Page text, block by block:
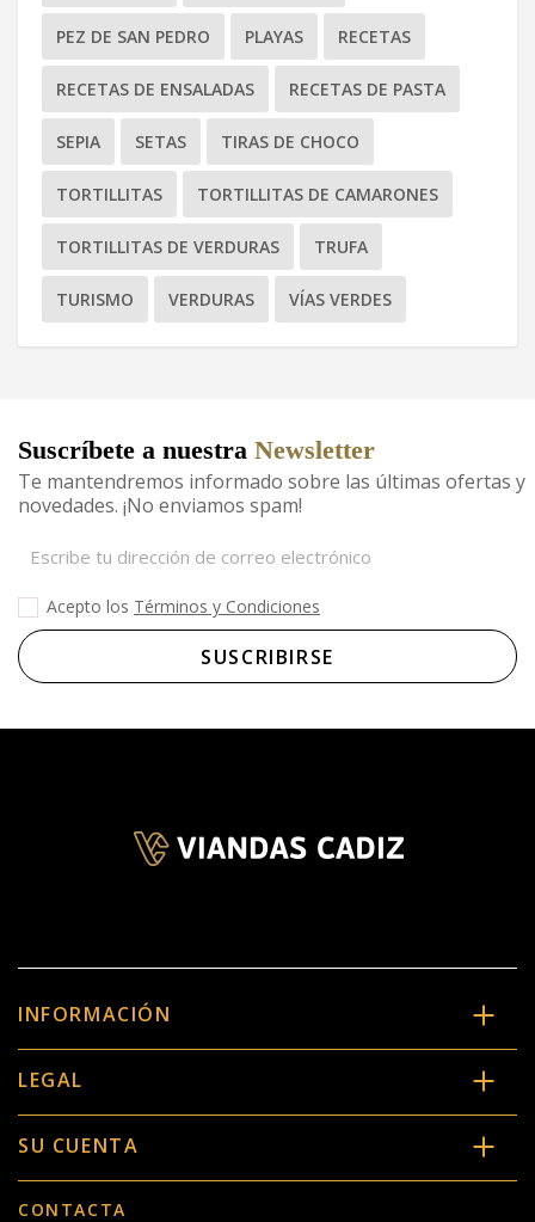
PEZ DE SAN PEDRO PLAYAS RECETAS
RECETAS DE ENSALADAS RECETAS DE PASTA
SEPIA SETAS TIRAS DE CHOCO
TORTILLITAS TORTILLITAS DE CAMARONES
TORTILLITAS DE VERDURAS TRUFA
TURISMO VERDURAS VÍAS VERDES
Suscríbete a nuestra Newsletter
Te mantendremos informado sobre las últimas ofertas y
novedades. ¡No enviamos spam!
Acepto los Términos y Condiciones
INFORMACIÓN
LEGAL
SU CUENTA
CONTACTA